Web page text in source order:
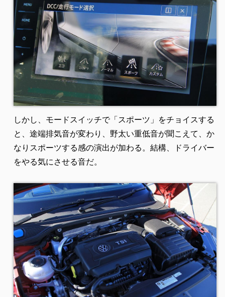
しかし、モードスイッチで「スポーツ」をチョイスする
と、途端排気音が変わり、野太い重低音が聞こえて、か
なりスポーツする感の演出が加わる。結構、ドライバー
をやる気にさせる音だ。